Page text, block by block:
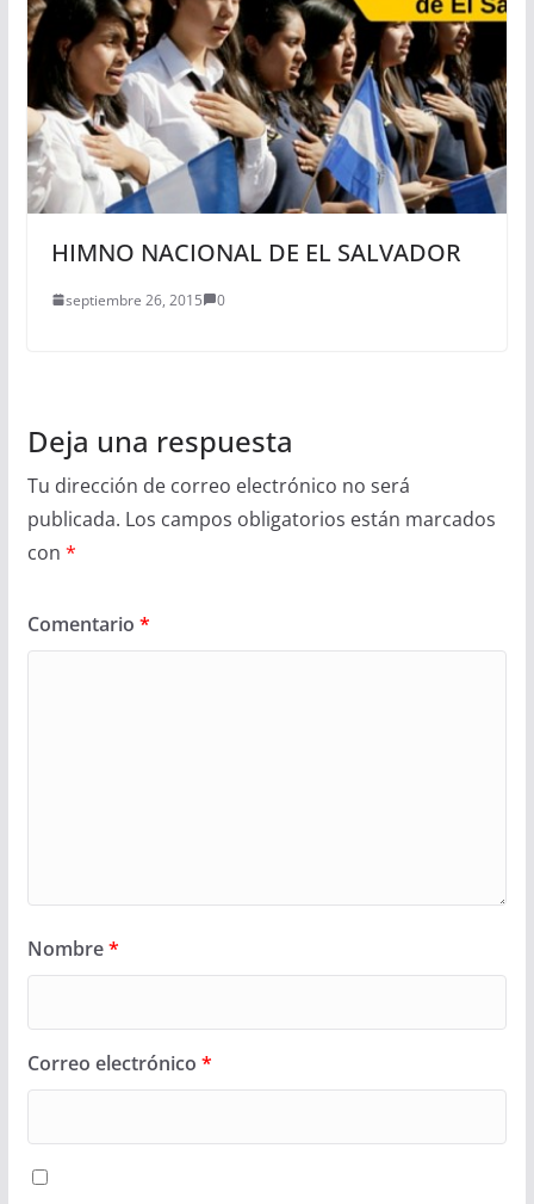
HIMNO NACIONAL DE EL SALVADOR
septiembre 26, 2015 0
Deja una respuesta
Tu dirección de correo electrónico no será
publicada. Los campos obligatorios están marcados
con *
Comentario *
Nombre*
Correo electrónico *